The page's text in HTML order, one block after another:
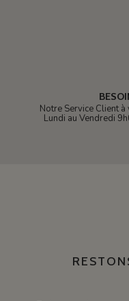
Notre Service Client
Lundi au Vendredi